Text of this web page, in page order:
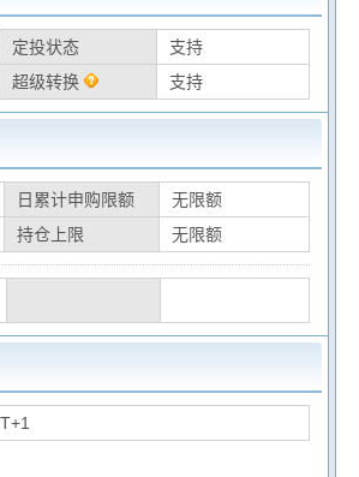
定投状态
支持
超级转换 支持
日累计申购限额
无限额
持仓上限 无限额
T+1